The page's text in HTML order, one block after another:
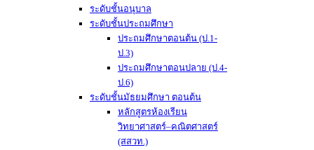
ระดับชั้นอนุบาล
ระดับชั้นประถมศึกษา
ประถมศึกษาตอนต้น (ป.1-
ป.3)
ประถมศึกษาตอนปลาย (ป.4-
ป.6)
ระดับชั้นมัธยมศึกษา ตอนต้น
หลักสูตรห้องเรียน
วิทยาศาสตร์–คณิตศาสตร์
(สสวท.)